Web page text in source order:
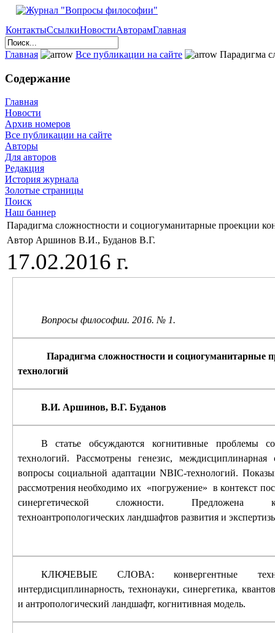
КонтактыСсылкиНовостиАвторамГлавная
Главная Все публикации на сайте Парадигма
Содержание
Главная
Новости
Архив номеров
Все публикации на сайте
Авторы
Для авторов
Редакция
История журнала
Золотые страницы
Поиск
Наш баннер
Парадигма сложностности и социогуманитарные проекции
Автор Аршинов В.И., Буданов В.Г.
17.02.2016 г.
Вопросы философии. 2016. № 1.
Парадигма сложностности и социогуманитарные
технологий
В.И. Аршинов, В.Г. Буданов
В статье обсуждаются когнитивные проблемы
технологий. Рассмотрены генезис,
вопросы социальной адаптацииNBIC-технологий.
рассмотрения необходимо их «погружение» в контекст
синергетической сложности. Предложена
техноантропологических ландшафтов развития и
КЛЮЧЕВЫЕ СЛОВА: конвергентные
интердисциплинарность, технонауки, синергетика,
и антропологический ландшафт, когнитивная модель.